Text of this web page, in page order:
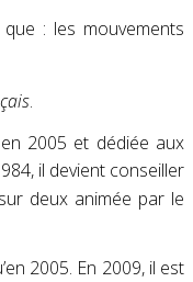
: les mouvements
.
2005 et dédiée aux
il devient conseiller
deux animée par le
2005. En 2009, il est